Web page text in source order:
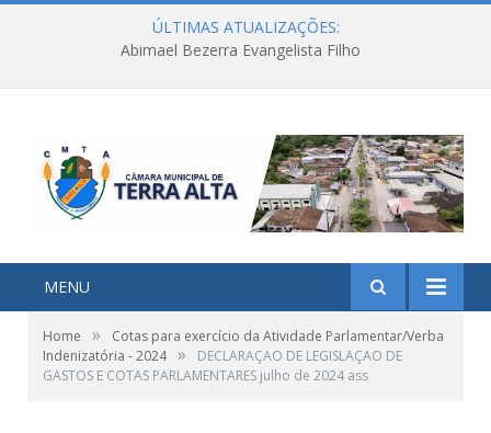
ÚLTIMAS ATUALIZAÇÕES:
Abimael Bezerra Evangelista Filho
MENU
Home »
Cotas para exercício da Atividade Parlamentar/Verba
Indenizatória - 2024 »
DECLARAÇAO DE LEGISLAÇAO DE
GASTOS E COTAS PARLAMENTARES julho de 2024 ass